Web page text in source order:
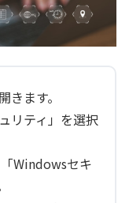
ます。
リティ」を選択
Windowsセキ